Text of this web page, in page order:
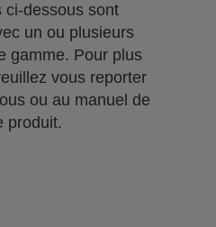
ci-dessous sont
un ou plusieurs
gamme. Pour plus
vous reporter
ou au manuel de
produit.